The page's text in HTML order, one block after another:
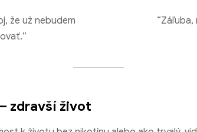
že už nebudem
“Záľuba,
zdravší život